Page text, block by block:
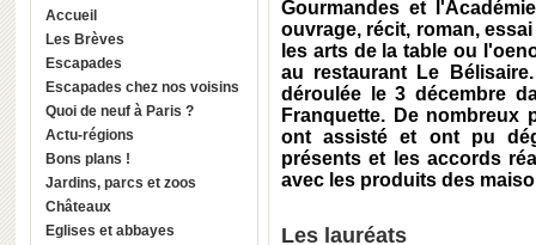
Accueil
Les Brèves
Escapades
Escapades chez nos voisins
Quoi de neuf à Paris ?
Actu-régions
Bons plans !
Jardins, parcs et zoos
Châteaux
Eglises et abbayes
Gourmandes et
ouvrage, récit, roman,
les arts de la table ou
au restaurant Le
déroulée le 3 décembre
Franquette. De nombreux
ont assisté et ont pu
présents et les accords
avec les produits des
Les lauréats